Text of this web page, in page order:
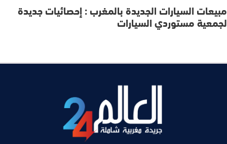
مبيعات السيارات الجديدة بالمغرب : إحصائيات جديدة
لجمعية مستوردي السيارات